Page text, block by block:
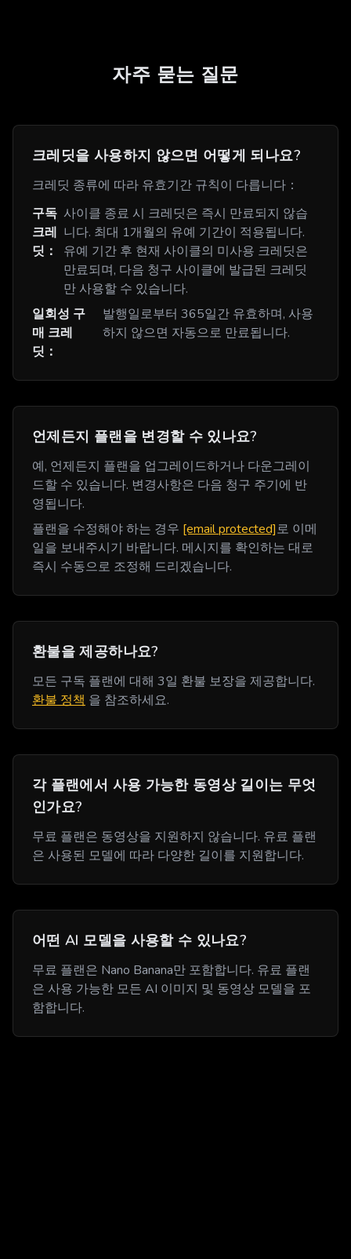
자주 묻는 질문
크레딧을 사용하지 않으면 어떻게 되나요?
크레딧 종류에 따라 유효기간 규칙이 다릅니다：
구독
크레
딧：
사이클 종료 시 크레딧은 즉시 만료되지 않습
니다. 최대 1개월의 유예 기간이 적용됩니다.
유예 기간 후 현재 사이클의 미사용 크레딧은
만료되며, 다음 청구 사이클에 발급된 크레딧
만 사용할 수 있습니다.
일회성 구
매 크레
딧：
발행일로부터 365일간 유효하며, 사용
하지 않으면 자동으로 만료됩니다.
언제든지 플랜을 변경할 수 있나요?
예, 언제든지 플랜을 업그레이드하거나 다운그레이
드할 수 있습니다. 변경사항은 다음 청구 주기에 반
영됩니다.
플랜을 수정해야 하는 경우 [email protected]로 이메
일을 보내주시기 바랍니다. 메시지를 확인하는 대로
즉시 수동으로 조정해 드리겠습니다.
환불을 제공하나요?
모든 구독 플랜에 대해 3일 환불 보장을 제공합니다.
환불 정책 을 참조하세요.
각 플랜에서 사용 가능한 동영상 길이는 무엇
인가요?
무료 플랜은 동영상을 지원하지 않습니다. 유료 플랜
은 사용된 모델에 따라 다양한 길이를 지원합니다.
어떤 AI 모델을 사용할 수 있나요?
무료 플랜은 Nano Banana만 포함합니다. 유료 플랜
은 사용 가능한 모든 AI 이미지 및 동영상 모델을 포
함합니다.